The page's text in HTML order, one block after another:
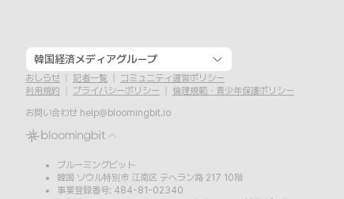
韓国経済メディアグループ
おしらせ 記者一覧
コミュニティ運営ポリシー
利用規約
プライバシーポリシー
倫理規範・青少年保護ポリシー
お問い合わせ help@bloomingbit.io
ブルーミングビット
韓国 ソウル特別市 江南区 テヘラン路 217 10階
事業登録番号: 484-81-02340